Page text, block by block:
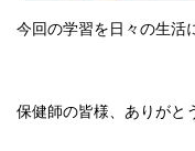
今回の学習を日々の生活
保健師の皆様、ありがと